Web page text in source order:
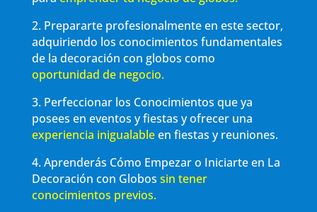
2. Prepararte profesionalmente en este sector,
adquiriendo los conocimientos fundamentales
de la decoración con globos como
oportunidad de negocio.
3. Perfeccionar los Conocimientos que ya
posees en eventos y fiestas y ofrecer una
experiencia inigualableen fiestas y reuniones.
4. Aprenderás Cómo Empezar o Iniciarte en La
Decoración con Globos sin tener
conocimientos previos.